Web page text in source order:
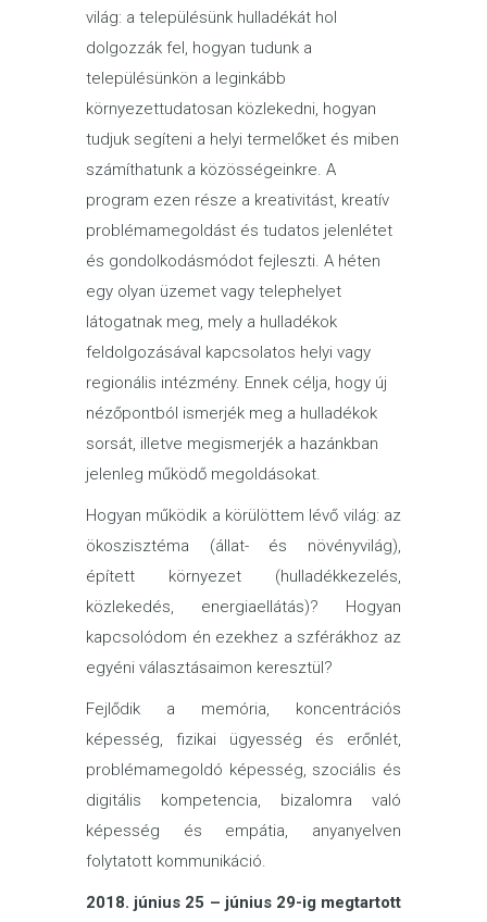
világ: a településünk hulladékát hol
dolgozzák fel, hogyan tudunk a
településünkön a leginkább
környezettudatosan közlekedni, hogyan
tudjuk segíteni a helyi termelőket és miben
számíthatunk a közösségeinkre. A
program ezen része a kreativitást, kreatív
problémamegoldást és tudatos jelenlétet
és gondolkodásmódot fejleszti. A héten
egy olyan üzemet vagy telephelyet
látogatnak meg, mely a hulladékok
feldolgozásával kapcsolatos helyi vagy
regionális intézmény. Ennek célja, hogy új
nézőpontból ismerjék meg a hulladékok
sorsát, illetve megismerjék a hazánkban
jelenleg működő megoldásokat.
Hogyan működik a körülöttem lévő világ: az
ökoszisztéma (állat- és növényvilág),
épített környezet (hulladékkezelés,
közlekedés, energiaellátás)? Hogyan
kapcsolódom én ezekhez a szférákhoz az
egyéni választásaimon keresztül?
Fejlődik a memória, koncentrációs
képesség, fizikai ügyesség és erőnlét,
problémamegoldó képesség, szociális és
digitális kompetencia, bizalomra való
képesség és empátia, anyanyelven
folytatott kommunikáció.
2018. június 25 – június 29-ig megtartott